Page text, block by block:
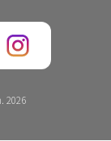
2026